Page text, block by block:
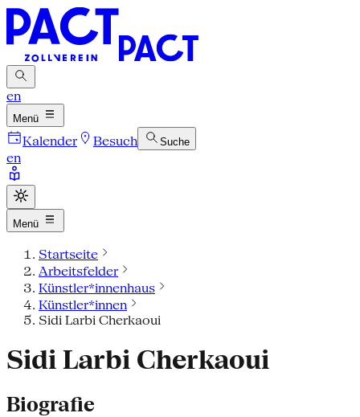
en
Menü
Kalender Besuch Suche
en
Menü
Startseite
Arbeitsfelder
Künstler*innenhaus
Künstler*innen
Sidi Larbi Cherkaoui
Sidi Larbi Cherkaoui
Biografie